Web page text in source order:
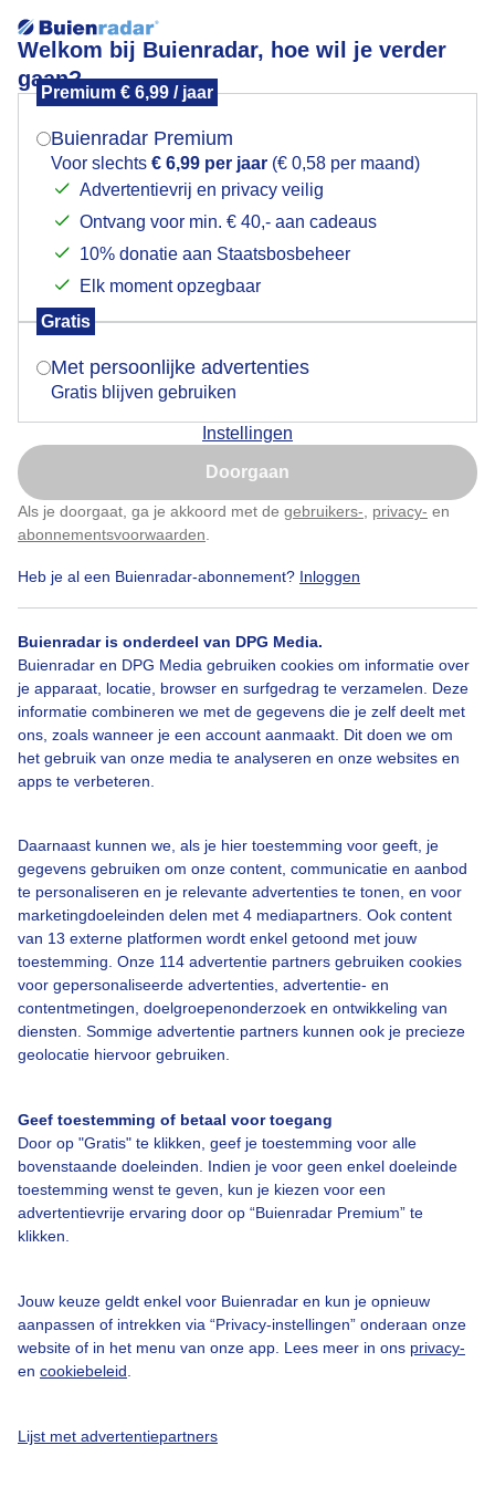
Welkom bij Buienradar, hoe wil je verder
gaan?
Premium € 6,99 / jaar
Buienradar Premium
Voor slechts € 6,99 per jaar (€ 0,58 per maand)
Advertentievrij en privacy veilig
Ontvang voor min. € 40,- aan cadeaus
10% donatie aan Staatsbosbeheer
Elk moment opzegbaar
Gratis
Met persoonlijke advertenties
Gratis blijven gebruiken
Instellingen
Doorgaan
Als je doorgaat, ga je akkoord met de gebruikers- privacy- en
abonnementsvoorwaarden
Heb je al een Buienradar-abonnement? Inloggen
Buienradar is onderdeel van DPG Media.
Buienradar en DPG Media gebruiken cookies om informatie over
je apparaat, locatie, browser en surfgedrag te verzamelen. Deze
informatie combineren we met de gegevens die je zelf deelt met
ons, zoals wanneer je een account aanmaakt. Dit doen we om
het gebruik van onze media te analyseren en onze websites en
apps te verbeteren.
Daarnaast kunnen we, als je hier toestemming voor geeft, je
gegevens gebruiken om onze content, communicatie en aanbod
te personaliseren en je relevante advertenties te tonen, en voor
marketingdoeleinden delen met 4 mediapartners. Ook content
van 13 externe platformen wordt enkel getoond met jouw
toestemming. Onze 114 advertentie partners gebruiken cookies
voor gepersonaliseerde advertenties, advertentie- en
contentmetingen, doelgroepenonderzoek en ontwikkeling van
diensten. Sommige advertentie partners kunnen ook je precieze
geolocatie hiervoor gebruiken.
Geef toestemming of betaal voor toegang
Door op "Gratis" te klikken, geef je toestemming voor alle
bovenstaande doeleinden. Indien je voor geen enkel doeleinde
toestemming wenst te geven, kun je kiezen voor een
advertentievrije ervaring door op “Buienradar Premium” te
klikken.
Jouw keuze geldt enkel voor Buienradar en kun je opnieuw
aanpassen of intrekken via “Privacy-instellingen” onderaan onze
website of in het menu van onze app. Lees meer in ons privacy-
en cookiebeleid
Lijst met advertentiepartners
zonsondergang
Door: ben Saanen
Bekijk slideshow
Een moment geduld aub...
Over Buienradar
Contact
Toegankelijkheid
Gebruikersvoorwaarden
Buienradar Team
Privacy beleid
Cookie beleid
Gratis weerdata
Mogen we je locatie gebruiken voor het
Indien je hier nog geen akkoord op hebt gegeven,
verschijnt er zo een pop-up uit je browser waarin
Is goed, toon de popup
Nu niet, misschien later
Klik hierom dit aan te passen